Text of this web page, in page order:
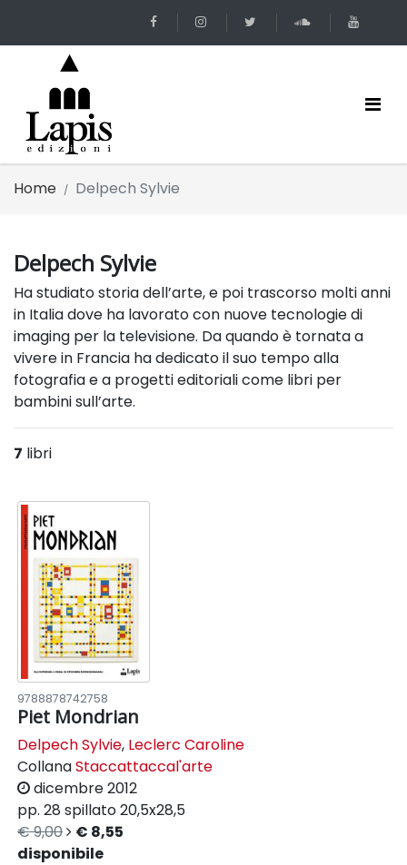
Home Delpech Sylvie
Delpech Sylvie
Ha studiato storia dell’arte, e poi trascorso molti anni
in Italia dove ha lavorato con nuove tecnologie di
imaging per la televisione. Da quando è tornata a
vivere in Francia ha dedicato il suo tempo alla
fotografia e a progetti editoriali come libri per
bambini sull’arte.
7 libri
9788878742758
Piet Mondrian
Delpech Sylvie, Leclerc Caroline
CollanaStaccattaccal'arte
dicembre 2012
pp. 28 spillato20,5x28,5
€ 9,00
€ 8,55
disponibile